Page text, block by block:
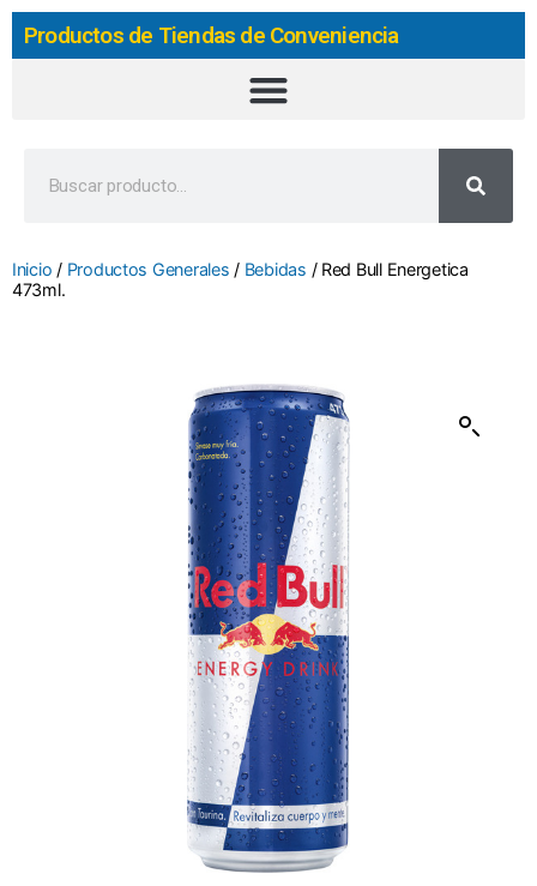
Productos de Tiendas de Conveniencia
Inicio / Productos Generales / Bebidas / Red Bull Energetica
473ml.